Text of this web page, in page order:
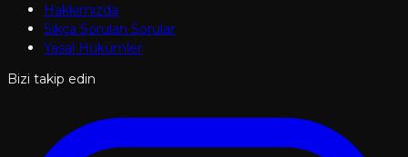
Hakkımızda
Sıkça Sorulan Sorular
Yasal Hükümler
Bizi takip edin